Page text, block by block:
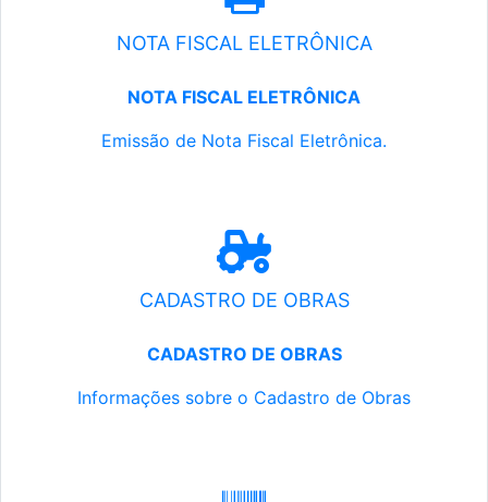
NOTA FISCAL ELETRÔNICA
NOTA FISCAL ELETRÔNICA
Emissão de Nota Fiscal Eletrônica.
CADASTRO DE OBRAS
CADASTRO DE OBRAS
Informações sobre o Cadastro de Obras